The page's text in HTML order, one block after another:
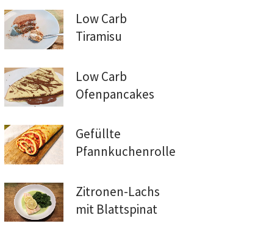
Low Carb
Tiramisu
Low Carb
Ofenpancakes
Gefüllte
Pfannkuchenrollen
Zitronen-Lachs
mit Blattspinat